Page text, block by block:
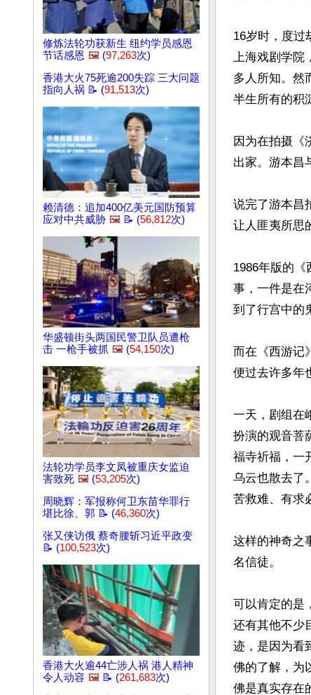
修炼法轮功获新生 纽约学员感恩
节话感恩 🖼️ (97,263次)
香港大火75死逾200失踪 三大问题
指向人祸 📝 (91,513次)
赖清德：追加400亿美元国防预算
应对中共威胁 🖼️ 📝 (56,812次)
华盛顿街头两国民警卫队员遭枪
击 一枪手被抓 🖼️ (54,150次)
法轮功学员李文凤被重庆女监迫
害致死 🖼️ (53,205次)
周晓辉：军报称何卫东苗华罪行
堪比徐、郭 📝 (46,360次)
张又侠访俄 蔡奇腰斩习近平政变
📝 (100,523次)
香港大火逾44亡涉人祸 港人精神
令人动容 🖼️ 📝 (261,683次)
16岁时，度过
上海戏剧学院
多人所知。然
半生所有的积
因为在拍摄《
出家。游本昌
说完了游本昌
让人匪夷所思
1986年版的
事，一件是在
到了行宫中的
而在《西游记
便过去许多年
一天，剧组在
扮演的观音菩
福寺祈福，一
乌云也散去了
苦救难、有求
这样的神奇之
名信徒。
可以肯定的是
还有其他不少
迹，是因为看
佛的了解，为
佛是真实存在